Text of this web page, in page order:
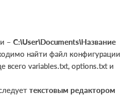
–C:\User\Documents\Название
найти файл конфигурации
всего variables.txt, options.txt и
текстовым редактором